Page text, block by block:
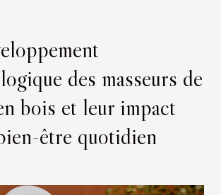
des masseurs de
bois et leur impact
être quotidien